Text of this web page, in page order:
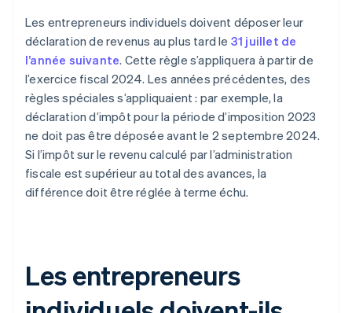
Les entrepreneurs individuels doivent déposer leur
déclaration de revenus au plus tard le 31 juillet de
l’année suivante. Cette règle s’appliquera à partir de
l’exercice fiscal 2024. Les années précédentes, des
règles spéciales s’appliquaient : par exemple, la
déclaration d’impôt pour la période d’imposition 2023
ne doit pas être déposée avant le 2 septembre 2024.
Si l’impôt sur le revenu calculé par l’administration
fiscale est supérieur au total des avances, la
différence doit être réglée à terme échu.
Les entrepreneurs